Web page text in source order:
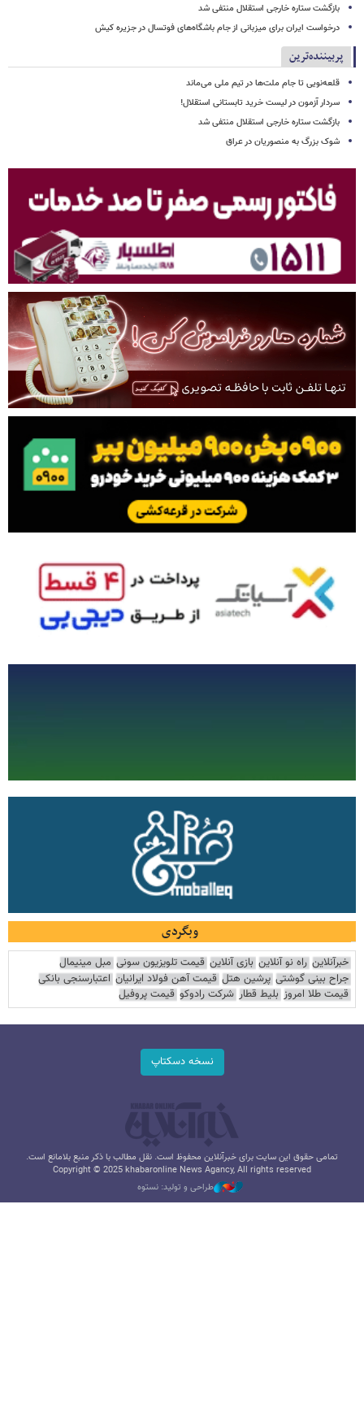
بازگشت ستاره خارجی استقلال منتفی شد
درخواست ایران برای میزبانی از جام باشگاه‌های فوتسال در جزیره کیش
پربیننده‌ترین
قلعه‌نویی تا جام ملت‌ها در تیم ملی می‌ماند
سردار آزمون در لیست خرید تابستانی استقلال!
بازگشت ستاره خارجی استقلال منتفی شد
شوک بزرگ به منصوریان در عراق
وبگردی
خبرآنلاین راه نو آنلاین بازی آنلاین قیمت تلویزیون سونی مبل مینیمال
جراح بینی گوشتی پرشین هتل قیمت آهن فولاد ایرانیان اعتبارسنجی بانکی
قیمت طلا امروز بلیط قطار شرکت رادوکو قیمت پروفیل
نسخه دسکتاپ
تمامی حقوق این سایت برای خبرآنلاین محفوظ است. نقل مطالب با ذکر منبع بلامانع است.
Copyright © 2025 khabaronline News Agancy, All rights reserved
طراحی و تولید: نستوه